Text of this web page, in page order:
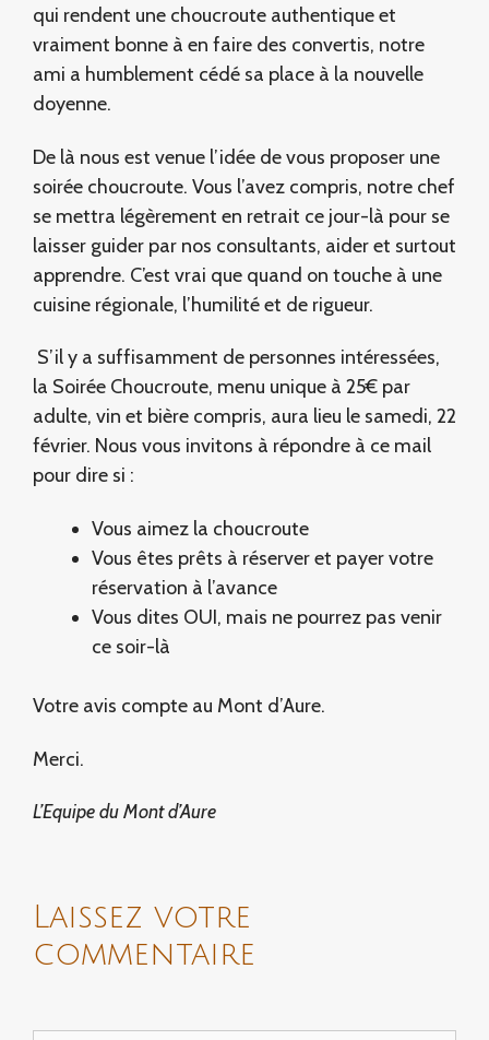
qui rendent une choucroute authentique et
vraiment bonne à en faire des convertis, notre
ami a humblement cédé sa place à la nouvelle
doyenne.
De là nous est venue l’idée de vous proposer une
soirée choucroute. Vous l’avez compris, notre chef
se mettra légèrement en retrait ce jour-là pour se
laisser guider par nos consultants, aider et surtout
apprendre. C’est vrai que quand on touche à une
cuisine régionale, l’humilité et de rigueur.
S’il y a suffisamment de personnes intéressées,
la Soirée Choucroute, menu unique à 25€ par
adulte, vin et bière compris, aura lieu le samedi, 22
février. Nous vous invitons à répondre à ce mail
pour dire si :
Vous aimez la choucroute
Vous êtes prêts à réserver et payer votre
réservation à l’avance
Vous dites OUI, mais ne pourrez pas venir
ce soir-là
Votre avis compte au Mont d’Aure.
Merci.
L’Equipe du Mont d’Aure
Laissez votre
commentaire